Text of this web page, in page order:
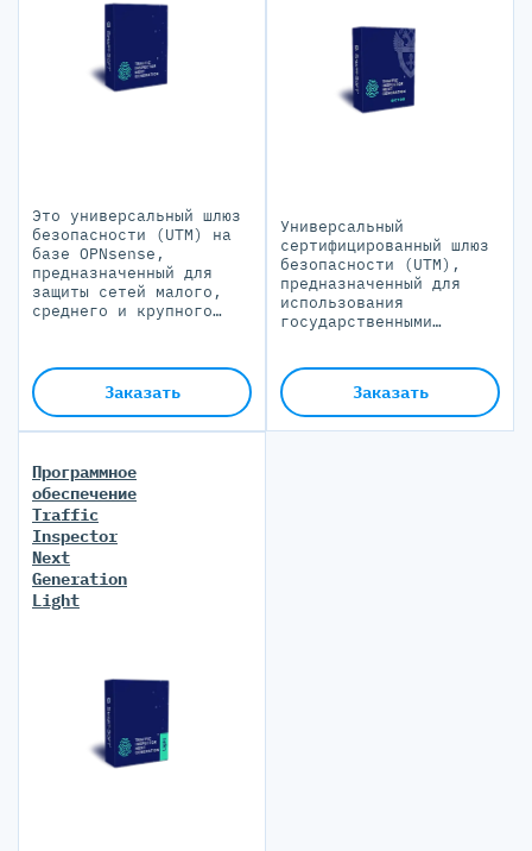
Это универсальный шлюз
безопасности (UTM) на
базе OPNsense,
предназначенный для
защиты сетей малого,
среднего и крупного
структур
Заказать
Универсальный
сертифицированный шлюз
безопасности (UTM),
предназначенный для
использования
государственными
персональных данных
Заказать
Программное
обеспечение
Traffic
Inspector
Next
Generation
Light